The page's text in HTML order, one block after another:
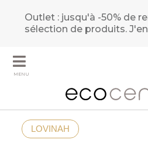
Outlet : jusqu'à -50% de
sélection de produits.
MENU
LOVINAH